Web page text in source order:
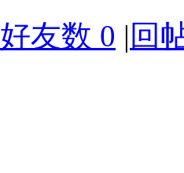
好友数 0 | 回